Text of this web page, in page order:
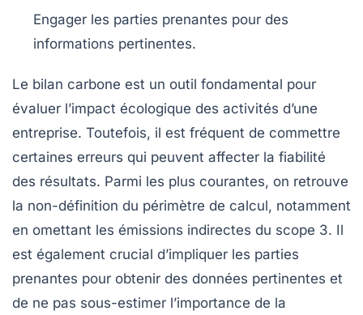
Engager les parties prenantes pour des
informations pertinentes.
Le bilan carbone est un outil fondamental pour
évaluer l’impact écologique des activités d’une
entreprise. Toutefois, il est fréquent de commettre
certaines erreurs qui peuvent affecter la fiabilité
des résultats. Parmi les plus courantes, on retrouve
la non-définition du périmètre de calcul, notamment
en omettant les émissions indirectes du scope 3. Il
est également crucial d’impliquer les parties
prenantes pour obtenir des données pertinentes et
de ne pas sous-estimer l’importance de la